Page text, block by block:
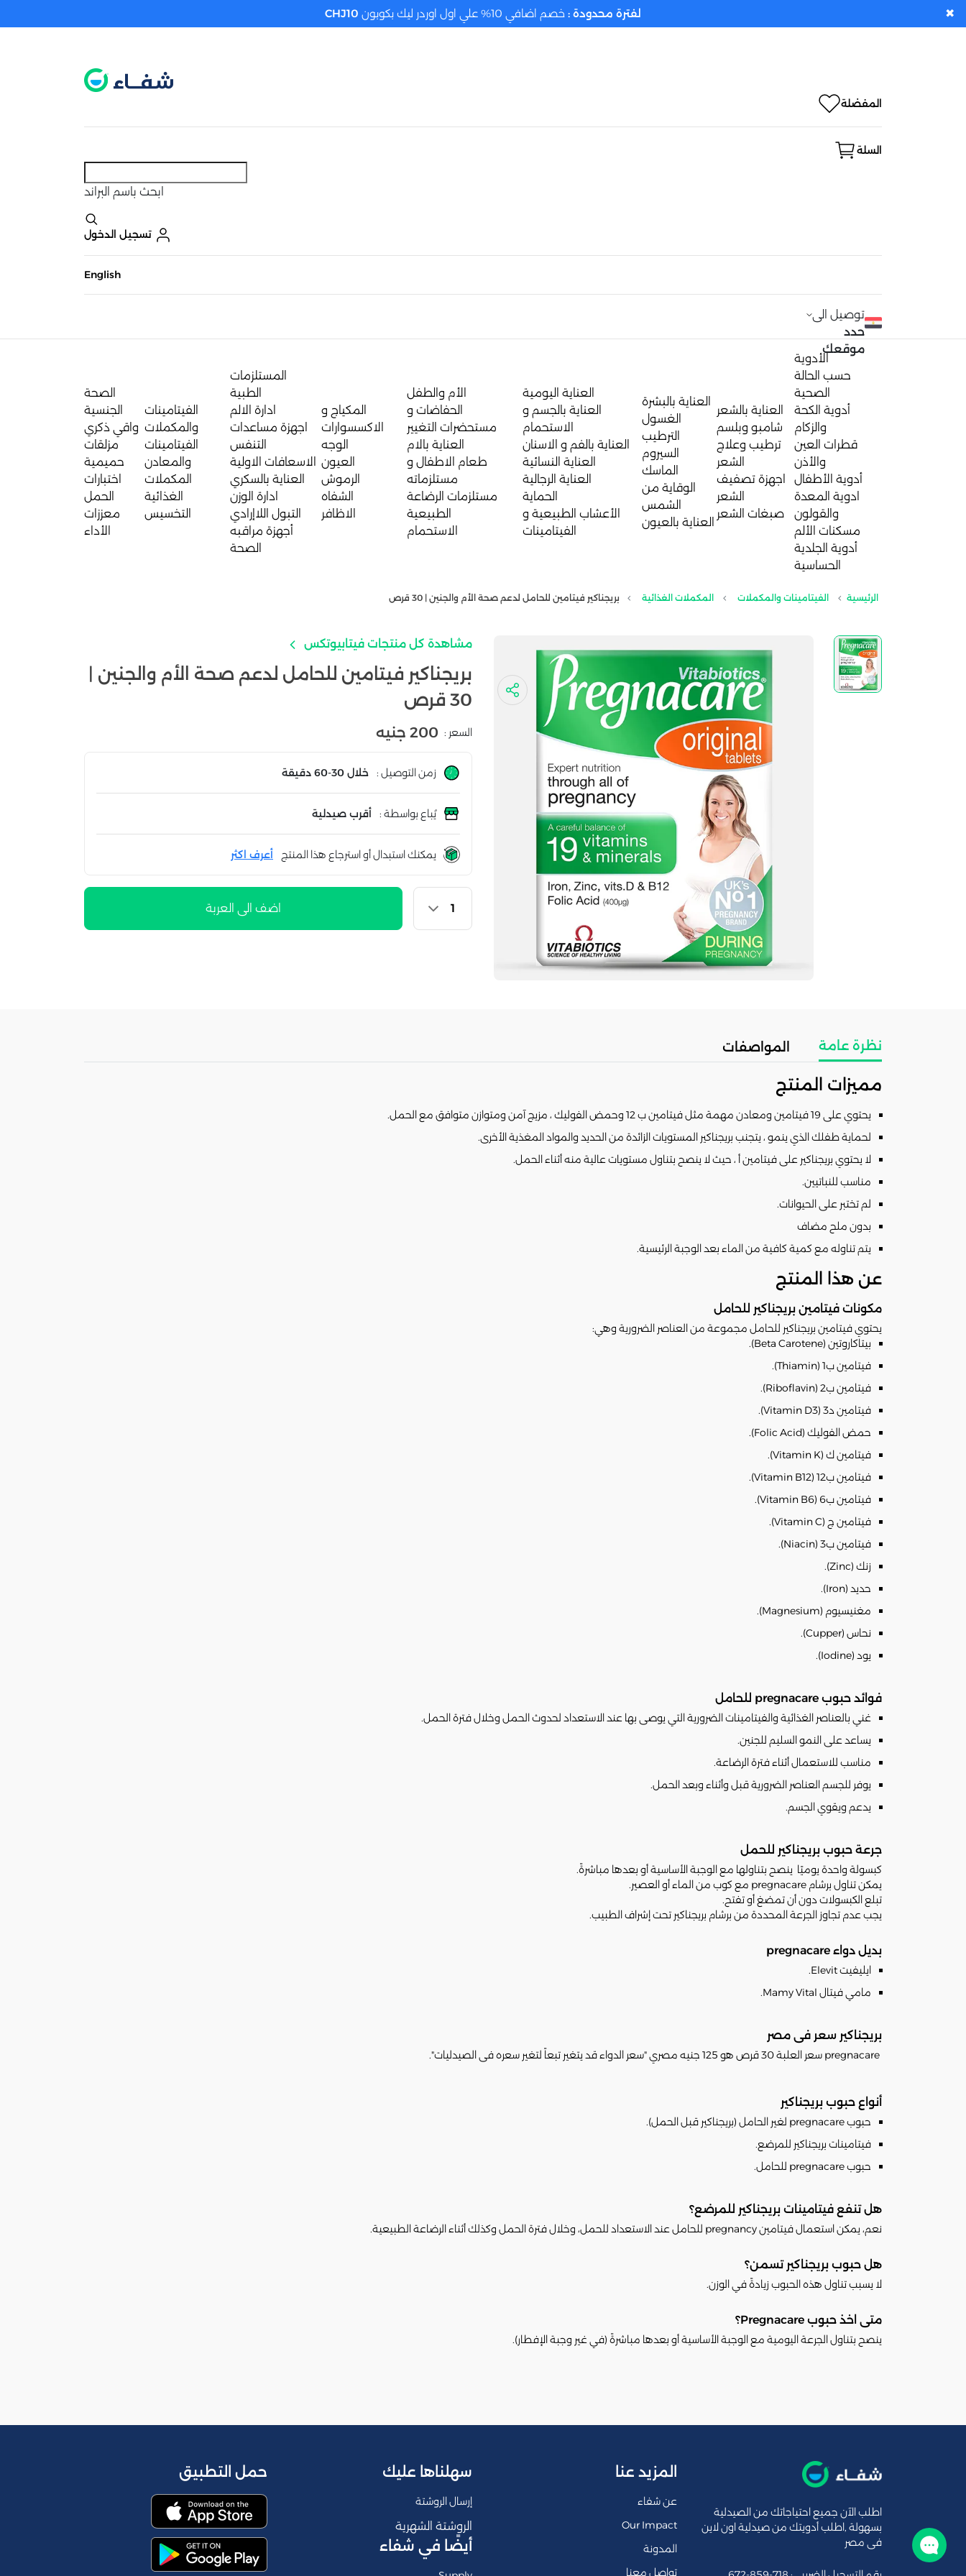
المفضلة
السلة
ابحث باسم البراند
تسجيل الدخول
English
توصيل الى
حدد
موقعك
الأدوية
حسب الحالة
الصحية
أدوية الكحة
والزكام
قطرات العين
والأذن
أدوية الأطفال
ادوية المعدة
والقولون
مسكنات الألم
أدوية الجلدية
الحساسية
العناية بالشعر
شامبو وبلسم
ترطيب وعلاج
الشعر
اجهزة تصفيف
الشعر
صبغات الشعر
العناية بالبشرة
الغسول
الترطيب
السيروم
الماسك
الوقاية من
الشمس
العناية بالعيون
العناية اليومية
العناية بالجسم و
الاستحمام
العناية بالفم و الاسنان
العناية النسائية
العناية الرجالية
الحماية
الأعشاب الطبيعية و
الفيتامينات
الأم والطفل
الحفاضات و
مستحضرات التغيير
العناية بالام
طعام الاطفال و
مستلزماته
مستلزمات الرضاعة
الطبيعية
الاستحمام
المكياج و
الاكسسوارات
الوجه
العيون
الرموش
الشفاه
الاظافر
المستلزمات
الطبية
ادارة الالم
اجهزة مساعدات
التنفس
الاسعافات الاولية
العناية بالسكري
ادارة الوزن
التبول اللاإرادي
أجهزة مراقبه
الصحة
الفيتامينات
والمكملات
الفيتامينات
والمعادن
المكملات
الغذائية
التخسيس
الصحة
الجنسية
واقي ذكري
مزلقات
حميمية
اختبارات
الحمل
معززات
الأداء
الرئيسية الفيتامينات والمكملات المكملات الغذائية بريجناكير فيتامين للحامل لدعم صحة الأم والجنين | 30 قرص
مشاهدة كل منتجات فيتابيوتكس
بريجناكير فيتامين للحامل لدعم صحة الأم والجنين |
30 قرص
السعر : 200 جنيه
زمن التوصيل : خلال 30-60 دقيقة
يُباع بواسطة : أقرب صيدلية
يمكنك استبدال أو استرجاع هذا المنتج أعرف اكثر
اضف الى العربة
نظرة عامة المواصفات
مميزات المنتج
يحتوي على 19 فيتامين ومعادن مهمة مثل فيتامين ب 12 وحمض الفوليك ، مزيج آمن ومتوازن متوافق مع الحمل.
لحماية طفلك الذي ينمو ، يتجنب بريجناكير المستويات الزائدة من الحديد والمواد المغذية الأخرى.
لا يحتوي بريجناكير على فيتامين أ ، حيث لا ينصح بتناول مستويات عالية منه أثناء الحمل.
مناسب للنباتيين.
لم تختبر على الحيوانات.
بدون ملح مضاف
يتم تناوله مع كمية كافية من الماء بعد الوجبة الرئيسية.
عن هذا المنتج
مكونات فيتامين بريجناكير للحامل
يحتوي فيتامين بريجناكير للحامل مجموعة من العناصر الضرورية وهي:
بيتاكاروتين (Beta Carotene).
فيتامين ب1 (Thiamin).
فيتامين ب2 (Riboflavin).
فيتامين د3 (Vitamin D3).
حمض الفوليك (Folic Acid).
فيتامين ك (Vitamin K).
فيتامين ب12 (Vitamin B12).
فيتامين ب6 (Vitamin B6).
فيتامين ج (Vitamin C).
فيتامين ب3 (Niacin).
زنك (Zinc).
حديد (Iron).
مغنيسيوم (Magnesium).
نحاس (Cupper).
يود (Iodine).
فوائد حبوب pregnacare للحامل
غني بالعناصر الغذائية والفيتامينات الضرورية التي يوصى بها عند الاستعداد لحدوث الحمل وخلال فترة الحمل.
يساعد على النمو السليم للجنين.
مناسب للاستعمال أثناء فترة الرضاعة.
يوفر للجسم العناصر الضرورية قبل وأثناء وبعد الحمل.
يدعم ويقوي الجسم.
جرعة حبوب بريجناكير للحمل
كبسولة واحدة يوميًا ينصح بتناولها مع الوجبة الأساسية أو بعدها مباشرةً.
يمكن تناول برشام pregnacare مع كوب من الماء أو العصير.
تبلع الكبسولات دون أن تمضغ أو تفتح.
يجب عدم تجاوز الجرعة المحددة من برشام بريجناكير تحت إشراف الطبيب.
بديل دواء pregnacare
ايليفيت Elevit.
مامي فيتال Mamy Vital.
بريجناكير سعر فى مصر
أنواع حبوب بريجناكير
حبوب pregnacare لغير الحامل (بريجناكير قبل الحمل).
فيتامينات بريجناكير للمرضع.
حبوب pregnacare للحامل.
هل تنفع فيتامينات بريجناكير للمرضع؟
نعم، يمكن استعمال فيتامين pregnancy للحامل عند الاستعداد للحمل، وخلال فترة الحمل وكذلك أثناء الرضاعة الطبيعية.
هل حبوب بريجناكير تسمن؟
لا يسبب تناول هذه الحبوب زيادةً في الوزن.
متى اخذ حبوب Pregnacare؟
ينصح بتناول الجرعة اليومية مع الوجبة الأساسية أو بعدها مباشرةً (في غير وجبة الإفطار).
اطلب الآن جميع احتياجاتك من الصيدلية
بسهولة ,اطلب أدويتك من صيدلية اون لاين
فى مصر
المزيد عنا
عن شفاء
Our Impact
المدونة
تواصل معنا
سهلناها عليك
إرسال الروشتة
الروشتة الشهرية
أيضًا في شفاء
حمل التطبيق
تواصل معنا
لفترة محدودة : خصم اضافي 10% علي اول اوردر ليك بكوبون CHJ10 ✖